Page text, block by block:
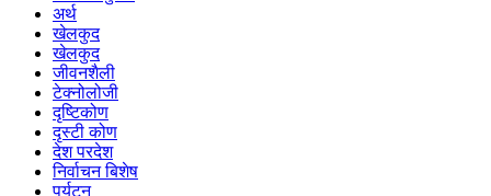
अर्थ
खेलकुद
खेलकुद
जीवनशैली
टेक्नोलोजी
दृष्टिकोण
दृस्टी कोण
देश परदेश
निर्वाचन बिशेष
पर्यटन